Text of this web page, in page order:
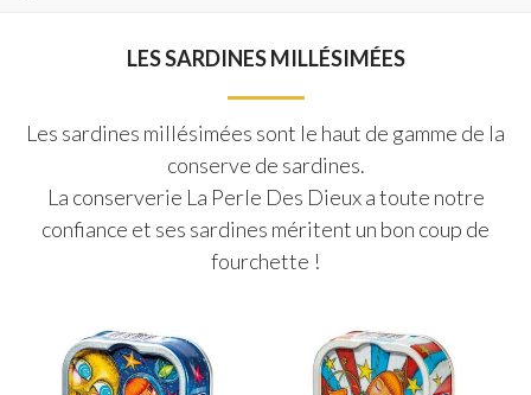
LES SARDINES MILLÉSIMÉES
Les sardines millésimées sont le haut de gamme de la
conserve de sardines.
La conserverie La Perle Des Dieux a toute notre
confiance et ses sardines méritent un bon coup de
fourchette !